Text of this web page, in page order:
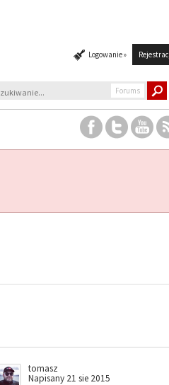
Logowanie »
Forums
tomasz
Napisany 21 sie 2015